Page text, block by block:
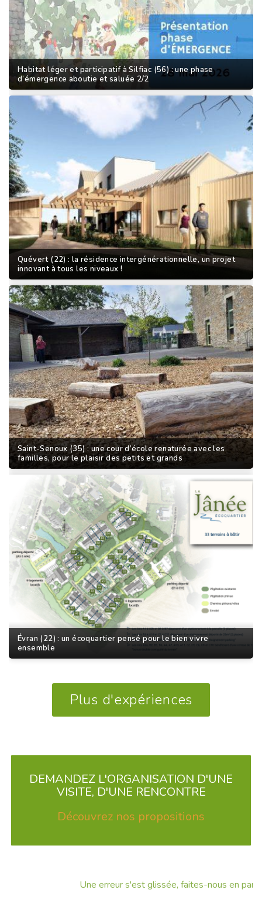
Habitat léger et participatif à Silfiac (56) : une phase
d’émergence aboutie et saluée 2/2
Quévert (22) : la résidence intergénérationnelle, un projet
innovant à tous les niveaux !
Saint-Senoux (35) : une cour d’école renaturée avec les
familles, pour le plaisir des petits et grands
Évran (22) : un écoquartier pensé pour le bien vivre
ensemble
Plus d'expériences
DEMANDEZ L'ORGANISATION D'UNE
VISITE, D'UNE RENCONTRE
Découvrez nos propositions
Une erreur s'est glissée, faites-nous en part !